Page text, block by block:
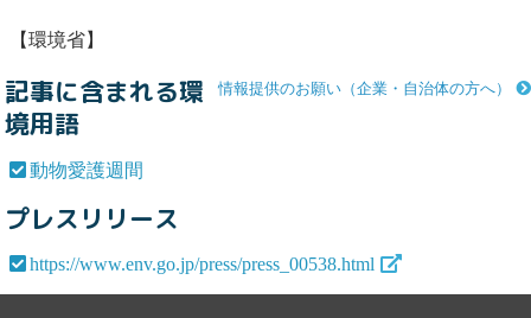
【環境省】
情報提供のお願い（企業・自治体の方へ）
記事に含まれる環
境用語
動物愛護週間
プレスリリース
https://www.env.go.jp/press/press_00538.html